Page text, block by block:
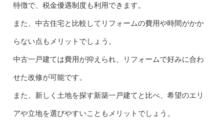
特徴で、税金優遇制度も利用できます。
また、中古住宅と比較してリフォームの費用や時間がかか
らない点もメリットでしょう。
中古一戸建ては費用が抑えられ、リフォームで好みに合わ
せた改修が可能です。
また、新しく土地を探す新築一戸建てと比べ、希望のエリ
アや立地を選びやすいこともメリットでしょう。